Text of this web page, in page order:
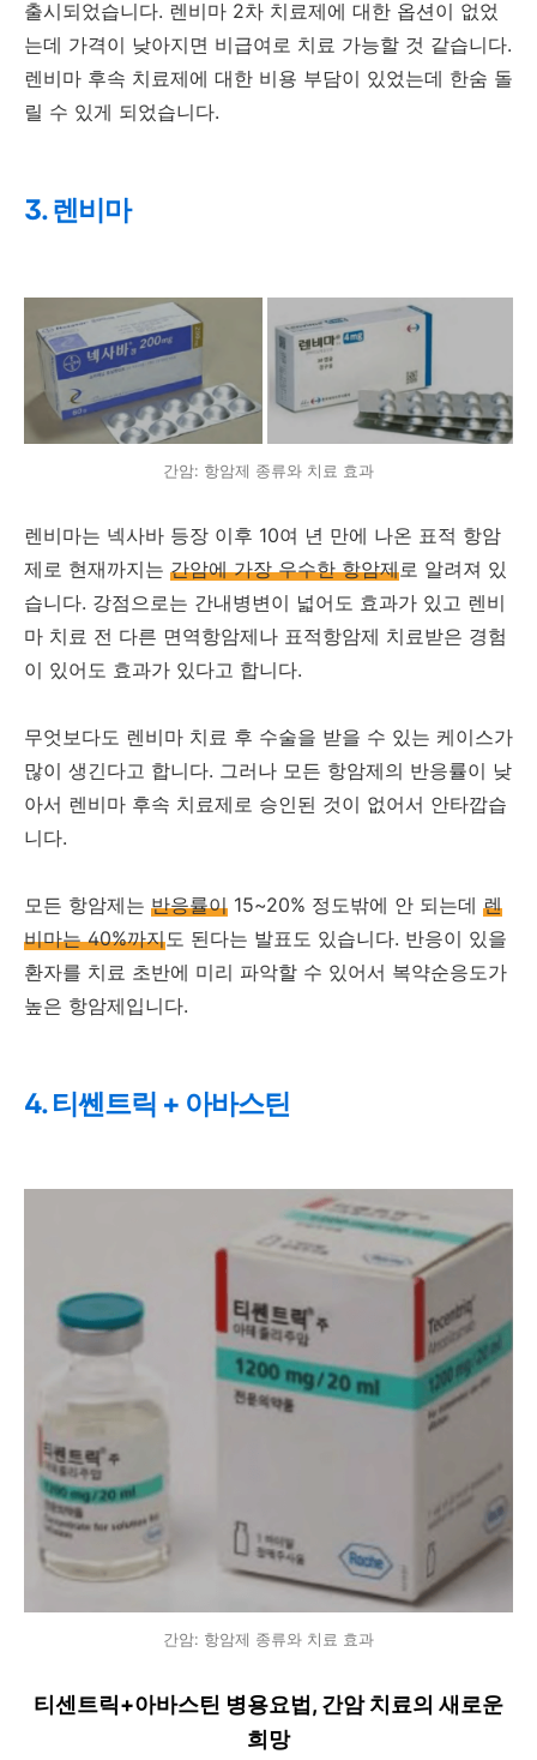
출시되었습니다. 렌비마 2차 치료제에 대한 옵션이 없었
는데 가격이 낮아지면 비급여로 치료 가능할 것 같습니다.
렌비마 후속 치료제에 대한 비용 부담이 있었는데 한숨 돌
릴 수 있게 되었습니다.
3. 렌비마
간암: 항암제 종류와 치료 효과
렌비마는 넥사바 등장 이후 10여 년 만에 나온 표적 항암
제로 현재까지는 간암에 가장 우수한 항암제로 알려져 있
습니다. 강점으로는 간내병변이 넓어도 효과가 있고 렌비
마 치료 전 다른 면역항암제나 표적항암제 치료받은 경험
이 있어도 효과가 있다고 합니다.
무엇보다도 렌비마 치료 후 수술을 받을 수 있는 케이스가
많이 생긴다고 합니다. 그러나 모든 항암제의 반응률이 낮
아서 렌비마 후속 치료제로 승인된 것이 없어서 안타깝습
니다.
모든 항암제는 반응률이 15~20% 정도밖에 안 되는데 렌
비마는 40%까지도 된다는 발표도 있습니다. 반응이 있을
환자를 치료 초반에 미리 파악할 수 있어서 복약순응도가
높은 항암제입니다.
4. 티쎈트릭 + 아바스틴
간암: 항암제 종류와 치료 효과
티센트릭+아바스틴 병용요법, 간암 치료의 새로운
희망